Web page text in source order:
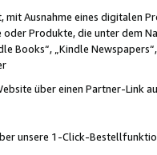
Ausnahme eines digitalen
Produkte, die unter dem
Books“, „Kindle
über einen Partner-Link
unsere 1-Click-